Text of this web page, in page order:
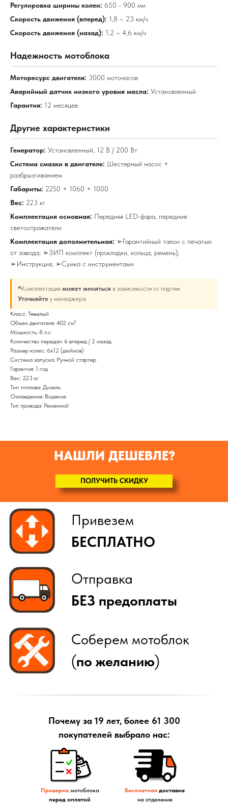
Регулировка ширины колеи: 650 - 900 мм
Скорость движения (вперед): 1,8 – 23 км/ч
Скорость движения (назад): 1,2 – 4,6 км/ч
Надежность мотоблока
Моторесурс двигателя: 3000 моточасов
Аварийный датчик низкого уровня масла: Установленный
Гарантия: 12 месяцев
Другие характеристики
Генератор: Установленный, 12 В / 200 Вт
Система смазки в двигателе: Шестерный насос +
разбрызгиванием
Габариты: 2250 × 1060 × 1000
Вес: 223 кг
Комплектация основная: Передняя LED-фара, передние
светоотражатели
Комплектация дополнительная: ➢Гарантийный талон с печатью
от завода; ➢ЗИП комплект (прокладки, кольца, ремень);
➢Инструкция; ➢Сумка с инструментами
*Комплектация может меняться в зависимости от партии.
Уточняйте у менеджера
Класс: Тяжелый
Объем двигателя: 402 см³
Мощность: 8 л.с.
Количество передач: 6 вперед / 2 назад
Размер колес: 6х12 (дюймов)
Система запуска: Ручной стартер
Гарантия: 1 год
Вес: 223 кг
Тип топлива: Дизель
Охлаждение: Водяное
Тип привода: Ременной
НАШЛИ ДЕШЕВЛЕ?
ПОЛУЧИТЬ СКИДКУ
Отправка
БЕСПЛАТНО
Соберем мотоблок
(по желанию)
Почему за 19 лет, более 61 300
покупателей выбрало нас:
Проверкамотоблока
перед оплатой
Бесплатная доставка
на отделение